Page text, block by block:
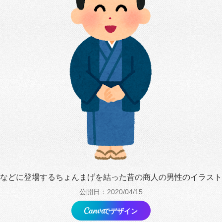
どに登場するちょんまげを結った昔の商人の男性のイラス
公開日：2020/04/15
でデザイン